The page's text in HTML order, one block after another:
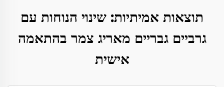
תוצאות אמיתיות: שינוי הנוחות עם
גרביים גבריים מאריג צמר בהתאמה
אישית